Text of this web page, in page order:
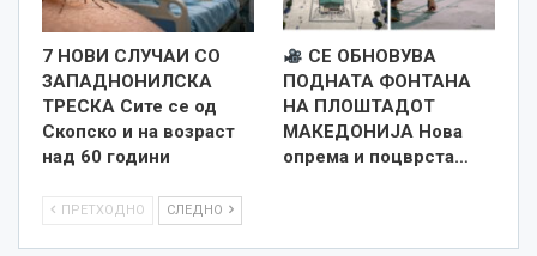
7 НОВИ СЛУЧАИ СО
ЗАПАДНОНИЛСКА
ТРЕСКА Сите се од
Скопско и на возраст
над 60 години
СЕ ОБНОВУВА
ПОДНАТА ФОНТАНА
НА ПЛОШТАДОТ
МАКЕДОНИЈА Нова
опрема и поцврста…
ПРЕТХОДНО СЛЕДНО